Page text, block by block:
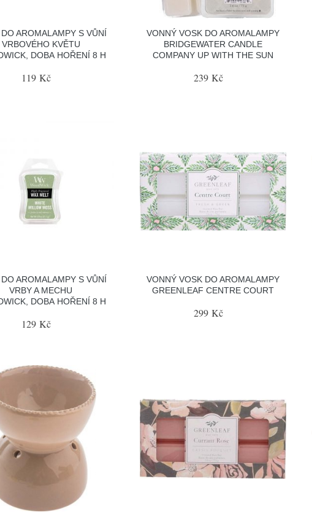
AROMALAMPY S VŮNÍ
VRBOVÉHO KVĚTU
DOBA HOŘENÍ 8 H
119 Kč
VONNÝ VOSK DO AROMALAMPY
BRIDGEWATER CANDLE
COMPANY UP WITH THE SUN
239 Kč
AROMALAMPY S VŮNÍ
VRBY A MECHU
DOBA HOŘENÍ 8 H
129 Kč
VONNÝ VOSK DO AROMALAMPY
GREENLEAF CENTRE COURT
299 Kč